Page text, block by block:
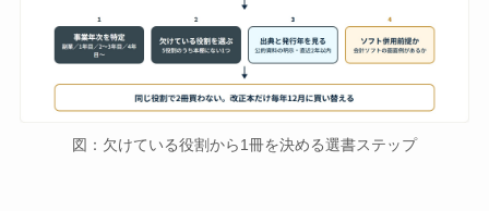
図：欠けている役割から1冊を決める選書ステップ